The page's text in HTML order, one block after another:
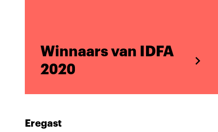
Winnaars van IDFA
2020
Eregast